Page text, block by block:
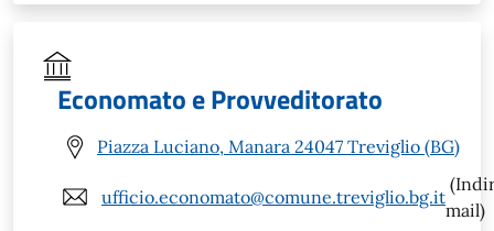
Economato e Provveditorato
Piazza Luciano, Manara 24047 Treviglio (BG)
ufficio.economato@comune.treviglio.bg.it
mail)